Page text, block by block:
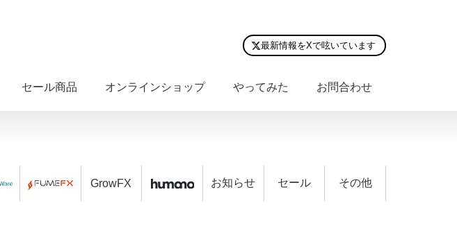
最新情報をXで呟いています
セール商品 オンラインショップ やってみた お問合わせ
GrowFX お知らせ セール その他